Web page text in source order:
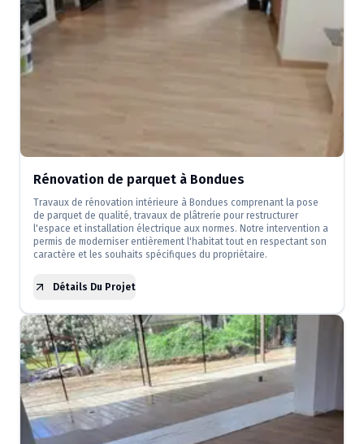
Rénovation de parquet à Bondues
Travaux de rénovation intérieure à Bondues comprenant la pose
de parquet de qualité, travaux de plâtrerie pour restructurer
l'espace et installation électrique aux normes. Notre intervention a
permis de moderniser entièrement l'habitat tout en respectant son
caractère et les souhaits spécifiques du propriétaire.
Détails Du Projet